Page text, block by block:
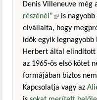
Denis Villeneuve még
részénél”(külső
is
elvállalta, hogy
idők egyik
Herbert által elindított
az 1965-ös első kötet
formájában biztos
Kapcsolatja vagy az